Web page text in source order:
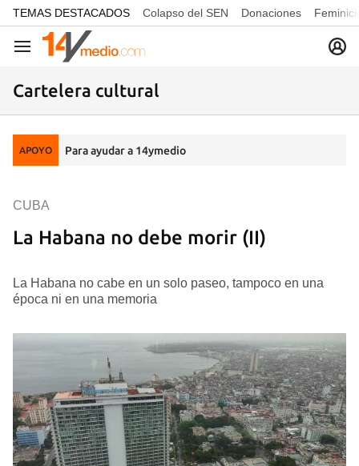
common.go-to-content
TEMAS DESTACADOS Colapso del SEN Donaciones
Navegación
Cartelera cultural
APOYO Para ayudar a 14ymedio
La Habana no debe morir (II)
CUBA
La Habana no cabe en un solo paseo, tampoco en una
época ni en una memoria